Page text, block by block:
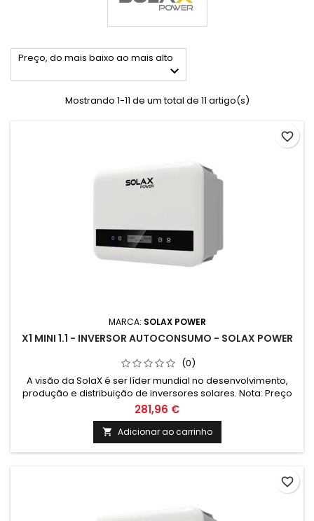
Preço, do mais baixo ao mais alto

Mostrando 1-11 de um total de 11 artigo(s)
MARCA: SOLAX POWER
X1 MINI 1.1 - INVERSOR AUTOCONSUMO - SOLAX POWER
(0)
A visão da SolaX é ser líder mundial no desenvolvimento,
produção e distribuição de inversores solares. Nota: Preço
com iva a 6% para compra conjunta com paineis solares. No
caso da compra sem paineis solares o iva é de 23% e o
valor é de 180.07€
281,96 €
 Adicionar ao carrinho
favorite_border
favorite_border